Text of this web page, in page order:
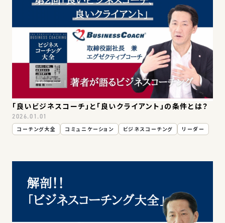
「良いビジネスコーチ」と「良いクライアント」の条件とは？
2026.01.01
コーチング大全
コミュニケーション ビジネスコーチング リーダー